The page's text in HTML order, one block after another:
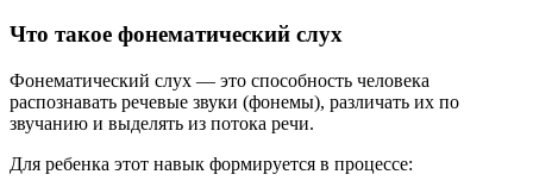
Что такое фонематический слух
Фонематический слух — это способность человека
распознавать речевые звуки (фонемы), различать их по
звучанию и выделять из потока речи.
Для ребенка этот навык формируется в процессе: